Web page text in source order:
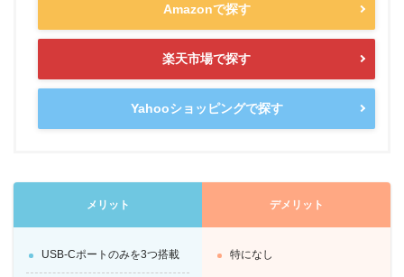
Amazonで探す
楽天市場で探す
Yahooショッピングで探す
メリット
USB-Cポートのみを3つ搭載
デメリット
特になし